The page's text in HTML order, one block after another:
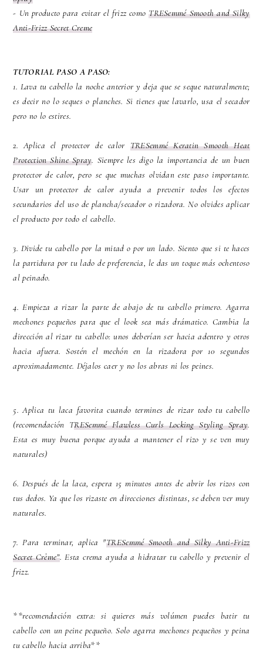
- Un producto para evitar el frizz comoTRESemmé Smooth and Silky
Anti-Frizz Secret Creme
TUTORIAL PASO A PASO:
1. Lava tu cabello la noche anterior y deja que se seque naturalmente;
es decir no lo seques o planches. Si tienes que lavarlo, usa el secador
pero no lo estires.
2. Aplica el protector de calor TRESemmé Keratin Smooth Heat
Protection Shine Spray. Siempre les digo la importancia de un buen
protector de calor, pero se que muchas olvidan este paso importante.
Usar un protector de calor ayuda a prevenir todos los efectos
secundarios del uso de plancha/secador o rizadora. No olvides aplicar
el producto por todo el cabello.
3. Divide tu cabello por la mitad o por un lado. Siento que si te haces
la partidura por tu lado de preferencia, le das un toque más ochentoso
al peinado.
4. Empieza a rizar la parte de abajo de tu cabello primero. Agarra
mechones pequeños para que el look sea más drámatico. Cambia la
dirección al rizar tu cabello: unos deberían ser hacia adentro y otros
hacia afuera. Sostén el mechón en la rizadora por 10 segundos
aproximadamente. Déjalos caer y no los abras ni los peines.
5. Aplica tu laca favorita cuando termines de rizar todo tu cabello
(recomendación TRESemmé Flawless Curls Locking Styling Spray.
Esta es muy buena porque ayuda a mantener el rizo y se ven muy
naturales)
6. Después de la laca, espera 15 minutos antes de abrir los rizos con
tus dedos. Ya que los rizaste en direcciones distintas, se deben ver muy
naturales.
7. Para terminar, aplica "TRESemmé Smooth and Silky Anti-Frizz
Secret Crème”. Esta crema ayuda a hidratar tu cabello y prevenir el
frizz.
**recomendación extra: si quieres más volúmen puedes batir tu
cabello con un peine pequeño. Solo agarra mechones pequeños y peina
tu cabello hacia arriba**